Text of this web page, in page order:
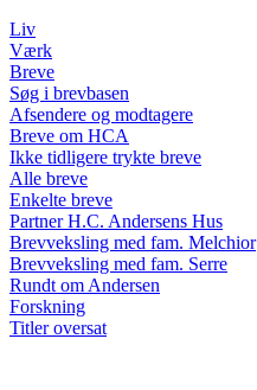
Liv
Værk
Breve
Søg i brevbasen
Afsendere og modtagere
Breve om HCA
Ikke tidligere trykte breve
Alle breve
Enkelte breve
Partner H.C. Andersens Hus
Brevveksling med fam. Melchior
Brevveksling med fam. Serre
Rundt om Andersen
Forskning
Titler oversat